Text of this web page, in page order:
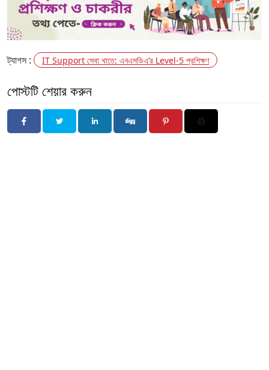
ট্যাগস : IT Support সেবা খাতে: এনএসডিএ’র Level-5 প্রশিক্ষণ
পোস্টটি শেয়ার করুন